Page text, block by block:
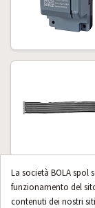
La società BOLA spol
funzionamento del
contenuti dei nostri